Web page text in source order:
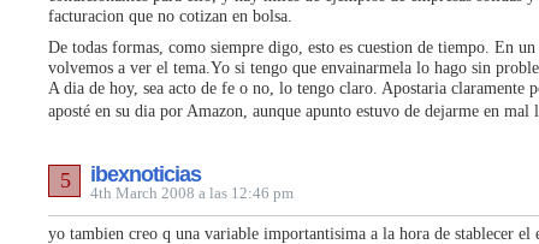
facturacion que no cotizan en bolsa.
De todas formas, como siempre digo, esto es cuestion de tiempo. En un
volvemos a ver el tema.Yo si tengo que envainarmela lo hago sin
A dia de hoy, sea acto de fe o no, lo tengo claro. Apostaria claramente
aposté en su dia por Amazon, aunque apunto estuvo de dejarme en
ibexnoticias
4th March 2008 a las 12:46 pm
5
yo tambien creo q una variable importantisima a la hora de stablecer el